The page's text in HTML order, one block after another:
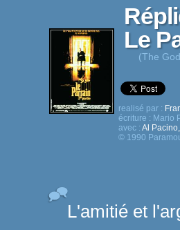
Le
(The
realisé par :
écriture : Mario
avec : Al Pacino,
© 1990
L'amitié et